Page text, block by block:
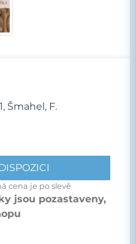
Šmahel, F.
cena je po slevě
jsou pozastaveny,